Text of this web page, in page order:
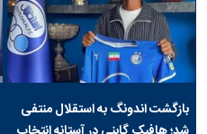
بازگشت اندونگ به استقلال منتفی